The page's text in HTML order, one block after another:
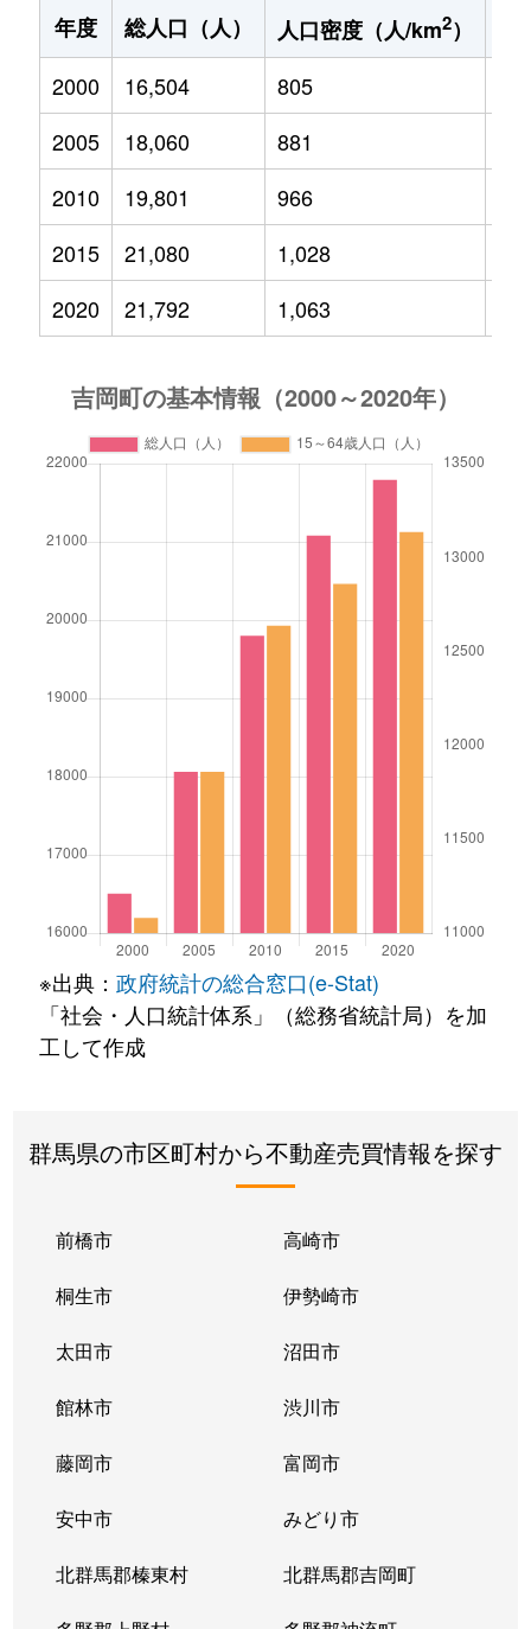
年度
総人口（人） 人口密度（人/km2）
2000
16,504 805
2005
18,060 881
2010
19,801 966
2015
21,080 1,028
2020
21,792 1,063
※出典： 政府統計の総合窓口(e-Stat)
「社会・人口統計体系」（総務省統計局）を加
工して作成
群馬県の市区町村から不動産売買情報を探す
前橋市 高崎市
桐生市 伊勢崎市
太田市 沼田市
館林市 渋川市
藤岡市 富岡市
安中市 みどり市
北群馬郡榛東村 北群馬郡吉岡町